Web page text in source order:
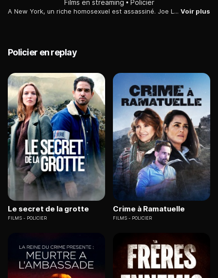
Films en streaming
Policier
A New York, un riche homosexuel est assassiné. Joe Leland, policier intègre enquête sur l'assassinat. Un suspect est vite trouvé mais l'affaire semble rapidement bien plus compliquée que prévu... Voir plus
Policier en replay
Le secret de la grotte
FILMS POLICIER
Crime à Ramatuelle
FILMS POLICIER